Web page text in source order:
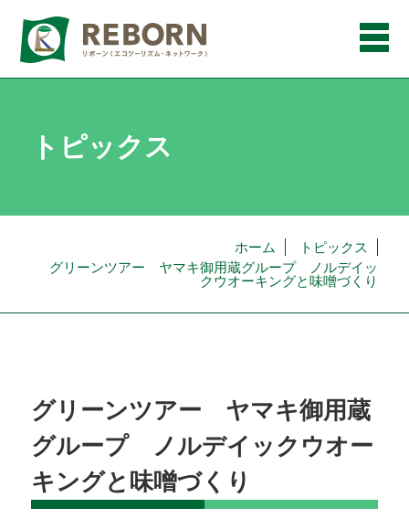
メ
トピックス
ホーム
トピックス
グリーンツアー ヤマキ御用蔵グループ ノルデイッ
クウオーキングと味噌づくり
グリーンツアー ヤマキ御用蔵
グループ ノルデイックウオー
キングと味噌づくり